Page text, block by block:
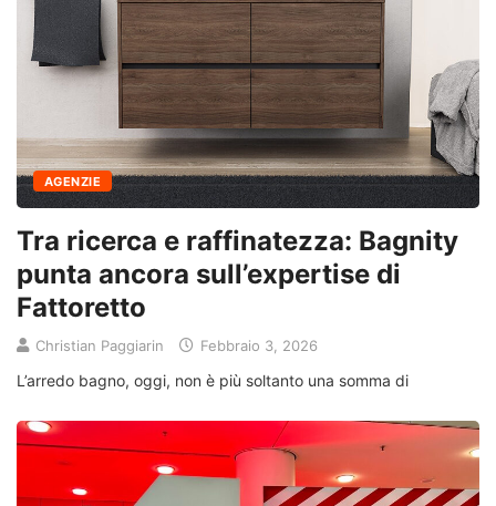
AGENZIE
Tra ricerca e raffinatezza: Bagnity
punta ancora sull’expertise di
Fattoretto
Christian Paggiarin Febbraio 3, 2026
L’arredo bagno, oggi, non è più soltanto una somma di